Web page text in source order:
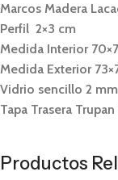
Marcos Madera
Perfil 2×3 cm
Medida Interior
Medida Exterior
Vidrio sencillo 2 mm
Tapa Trasera
Productos